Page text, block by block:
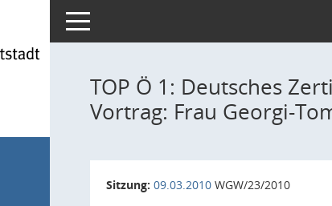
Toggle navigation
TOP Ö 1: Deutsches
Vortrag: Frau Georgi-
Sitzung: 09.03.2010 WGW/23/2010